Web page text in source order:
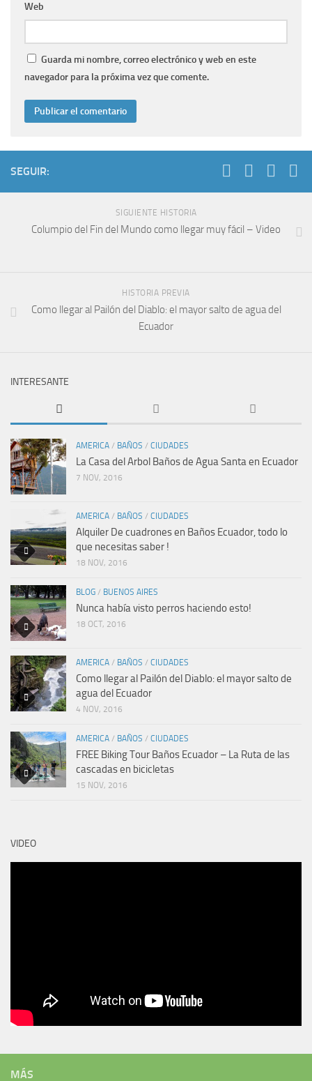
Web
Guarda mi nombre, correo electrónico y web en este
navegador para la próxima vez que comente.
SEGUIR:
SIGUIENTE HISTORIA
Columpio del Fin del Mundo como llegar muy fácil – Video
HISTORIA PREVIA
Como llegar al Pailón del Diablo: el mayor salto de agua del
Ecuador
INTERESANTE
AMERICA / BAÑOS / CIUDADES
La Casa del Arbol Baños de Agua Santa en Ecuador
7 NOV, 2016
AMERICA / BAÑOS / CIUDADES
Alquiler De cuadrones en Baños Ecuador, todo lo
que necesitas saber !
18 NOV, 2016
BLOG / BUENOS AIRES
Nunca había visto perros haciendo esto!
18 OCT, 2016
AMERICA / BAÑOS / CIUDADES
Como llegar al Pailón del Diablo: el mayor salto de
agua del Ecuador
4 NOV, 2016
AMERICA / BAÑOS / CIUDADES
FREE Biking Tour Baños Ecuador – La Ruta de las
cascadas en bicicletas
15 NOV, 2016
VIDEO
MÁS